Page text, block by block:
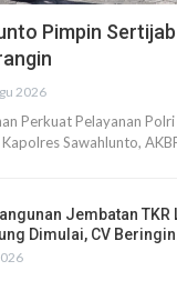
Pimpin
2026
Perkuat Pelayanan Polri
Sawahlunto,
Jembatan TKR
Dimulai, CV